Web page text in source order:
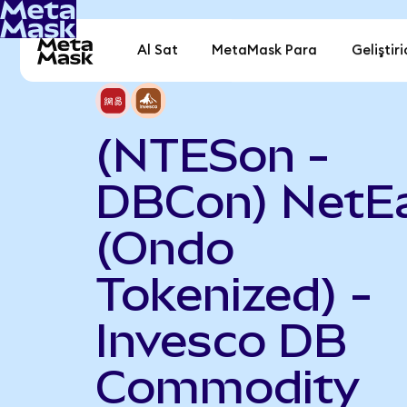
Al Sat MetaMask Para
(NTESon -
DBCon)
(Ondo
Tokenized) -
Invesco DB
Commodity